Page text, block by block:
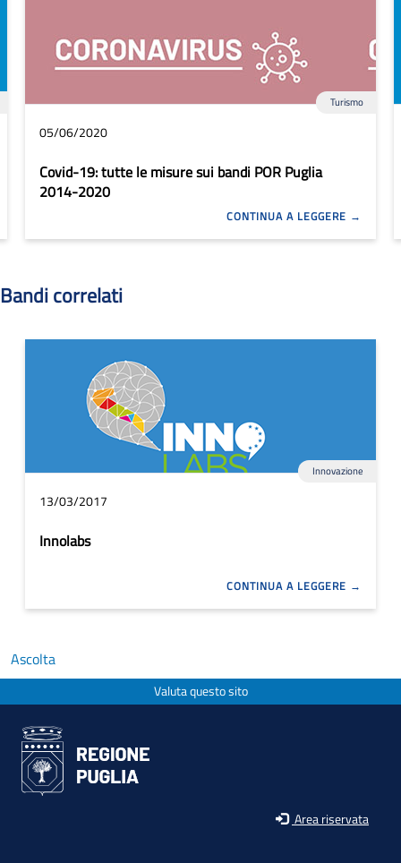
Turismo
05/06/2020
Covid-19: tutte le misure sui bandi POR Puglia
2014-2020
CONTINUA A LEGGERE
Bandi correlati
Innovazione
13/03/2017
Innolabs
CONTINUA A LEGGERE
Ascolta
Valuta questo sito
Area riservata